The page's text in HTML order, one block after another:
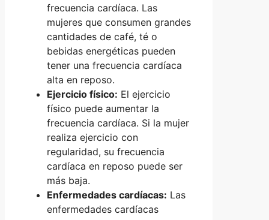
frecuencia cardíaca. Las
mujeres que consumen grandes
cantidades de café, té o
bebidas energéticas pueden
tener una frecuencia cardíaca
alta en reposo.
Ejercicio físico: El ejercicio
físico puede aumentar la
frecuencia cardíaca. Si la mujer
realiza ejercicio con
regularidad, su frecuencia
cardíaca en reposo puede ser
más baja.
Enfermedades cardíacas: Las
enfermedades cardíacas